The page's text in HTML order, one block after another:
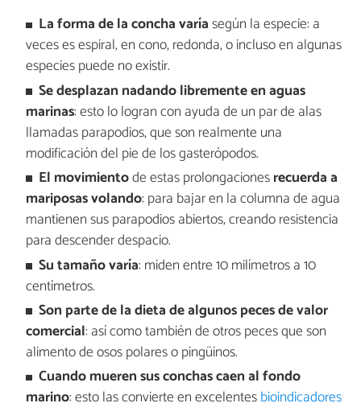
La forma de la concha varíasegún la especie: a
veces es espiral, en cono, redonda, o incluso en algunas
especies puede no existir.
Se desplazan nadandolibrementeen aguas
marinas: esto lo logran con ayuda de un par de alas
llamadas parapodios, que son realmente una
modificación del pie de los gasterópodos.
El movimientode estas prolongacionesrecuerda a
mariposas volando: para bajar en la columna de agua
mantienen sus parapodios abiertos, creando resistencia
para descender despacio.
Su tamaño varía: miden entre 10 milímetros a 10
centímetros.
Son parte de la dieta de algunos peces de valor
comercial: así como también de otros peces que son
alimento de osos polares o pingüinos.
Cuando mueren sus conchas caen al fondo
marino: esto las convierte en excelentesbioindicadores